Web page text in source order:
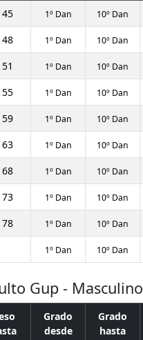
45 1º Dan 10º Dan
48 1º Dan 10º Dan
1º Dan 10º Dan
55 1º Dan 10º Dan
59 1º Dan 10º Dan
63 1º Dan 10º Dan
68 1º Dan 10º Dan
73 1º Dan 10º Dan
78 1º Dan 10º Dan
1º Dan 10º Dan
Gup - Masculino
Grado
desde
Grado
hasta